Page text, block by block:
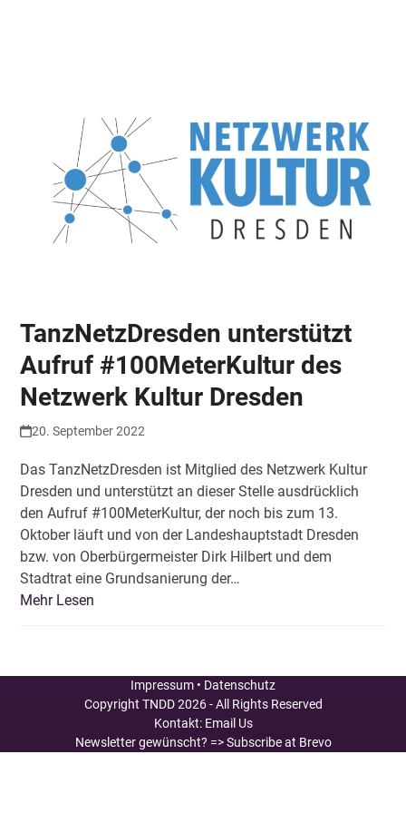
TanzNetzDresden unterstützt
Aufruf #100MeterKultur des
Netzwerk Kultur Dresden
20. September 2022
Das TanzNetzDresden ist Mitglied des Netzwerk Kultur
Dresden und unterstützt an dieser Stelle ausdrücklich
den Aufruf #100MeterKultur, der noch bis zum 13.
Oktober läuft und von der Landeshauptstadt Dresden
bzw. von Oberbürgermeister Dirk Hilbert und dem
Stadtrat eine Grundsanierung der…
Mehr Lesen
Impressum • Datenschutz
Copyright TNDD2026 - All Rights Reserved
Kontakt: Email Us
Newsletter gewünscht? => Subscribe at Brevo